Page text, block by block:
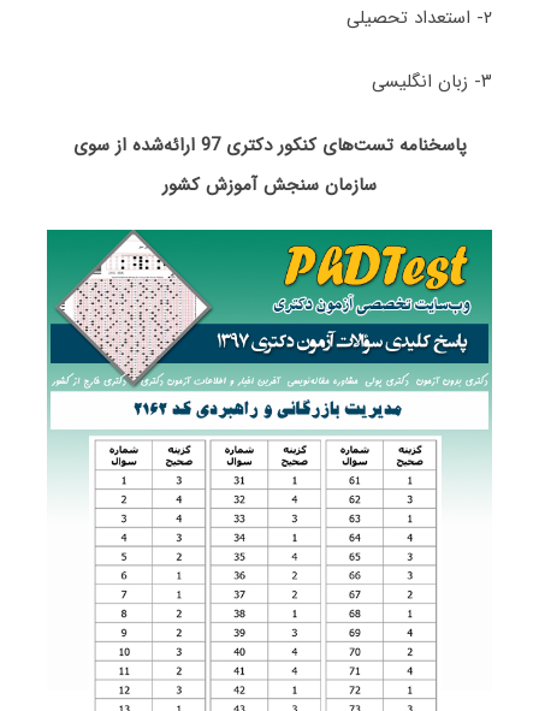
۲- استعداد تحصیلی
۳- زبان انگلیسی
پاسخنامه تست‌های کنکور دکتری 97 ارائه‌شده از سوی
سازمان سنجش آموزش کشور